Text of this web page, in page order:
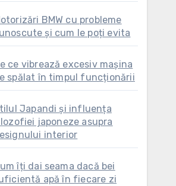
BMW cu probleme
și cum le poți evita
ce vibrează excesiv mașina
spălat în timpul funcționării
Japandi și influența
japoneze asupra
interior
îți dai seama dacă bei
apă în fiecare zi